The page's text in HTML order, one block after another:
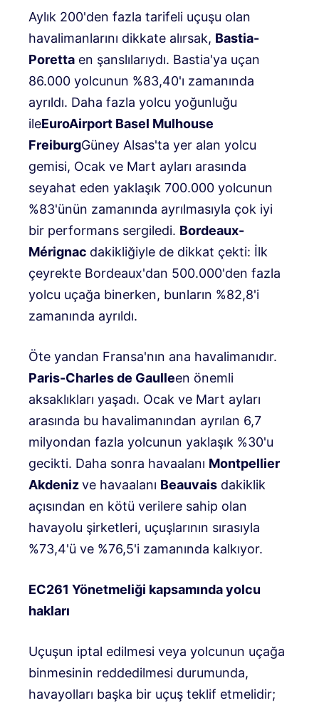
Aylık 200'den fazla tarifeli uçuşu olan
havalimanlarını dikkate alırsak, Bastia-
Poretta en şanslılarıydı. Bastia'ya uçan
86.000 yolcunun %83,40'ı zamanında
ayrıldı. Daha fazla yolcu yoğunluğu
ileEuroAirport Basel Mulhouse
FreiburgGüney Alsas'ta yer alan yolcu
gemisi, Ocak ve Mart ayları arasında
seyahat eden yaklaşık 700.000 yolcunun
%83'ünün zamanında ayrılmasıyla çok iyi
bir performans sergiledi. Bordeaux-
Mérignac dakikliğiyle de dikkat çekti: İlk
çeyrekte Bordeaux'dan 500.000'den fazla
yolcu uçağa binerken, bunların %82,8'i
zamanında ayrıldı.
Öte yandan Fransa'nın ana havalimanıdır.
Paris-Charles de Gaulleen önemli
aksaklıkları yaşadı. Ocak ve Mart ayları
arasında bu havalimanından ayrılan 6,7
milyondan fazla yolcunun yaklaşık %30'u
gecikti. Daha sonra havaalanı Montpellier
Akdenizve havaalanı Beauvais dakiklik
açısından en kötü verilere sahip olan
havayolu şirketleri, uçuşlarının sırasıyla
%73,4'ü ve %76,5'i zamanında kalkıyor.
EC261 Yönetmeliği kapsamında yolcu
hakları
Uçuşun iptal edilmesi veya yolcunun uçağa
binmesinin reddedilmesi durumunda,
havayolları başka bir uçuş teklif etmelidir;